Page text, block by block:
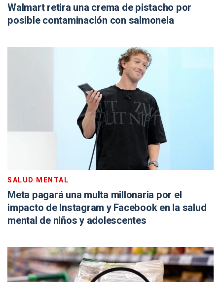
Walmart retira una crema de pistacho por
posible contaminación con salmonela
SALUD MENTAL
Meta pagará una multa millonaria por el
impacto de Instagram y Facebook en la salud
mental de niños y adolescentes